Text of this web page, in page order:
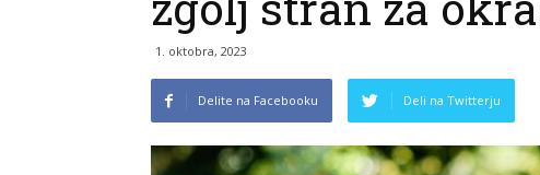
1. oktobra, 2023
Delite na Facebooku Deli na Twitterju